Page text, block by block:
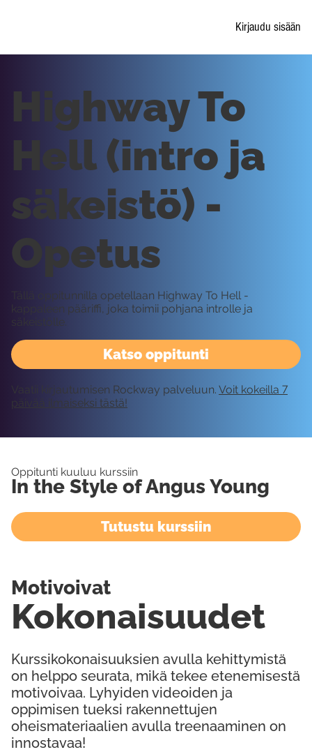
Kirjaudu sisään
Katso oppitunti
Highway To
Hell (intro ja
säkeistö) -
Opetus
Tällä oppitunnilla opetellaan Highway To Hell -
kappaleen pääriffi, joka toimii pohjana introlle ja
säkeistölle.
Vaatii kirjautumisen Rockway palveluun. Voit kokeilla 7
päivää ilmaiseksi tästä!
Oppitunti kuuluu kurssiin
In the Style of Angus Young
Tutustu kurssiin
Kurssikokonaisuuksien avulla kehittymistä
on helppo seurata, mikä tekee etenemisestä
motivoivaa. Lyhyiden videoiden ja
oppimisen tueksi rakennettujen
oheismateriaalien avulla treenaaminen on
innostavaa!
Kokonaisuudet
Motivoivat